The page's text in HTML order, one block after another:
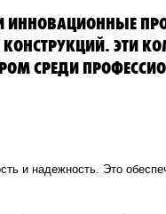
ИННОВАЦИОННЫЕ
ЭТИ
СРЕДИ
и надежность. Это